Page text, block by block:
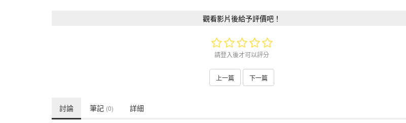
觀看影片後給予評價吧！
請登入後才可以評分
上一篇 下一篇
討論 筆記 (0) 詳細